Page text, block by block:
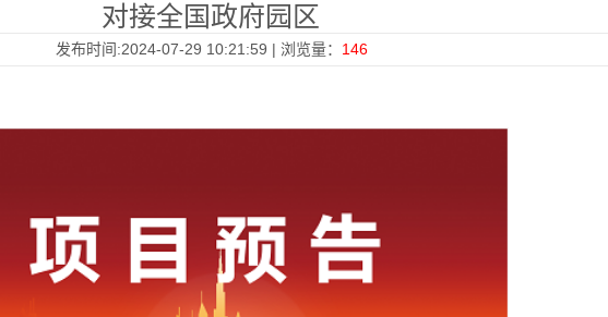
对接全国政府园区
发布时间:2024-07-29 10:21:59 | 浏览量： 146